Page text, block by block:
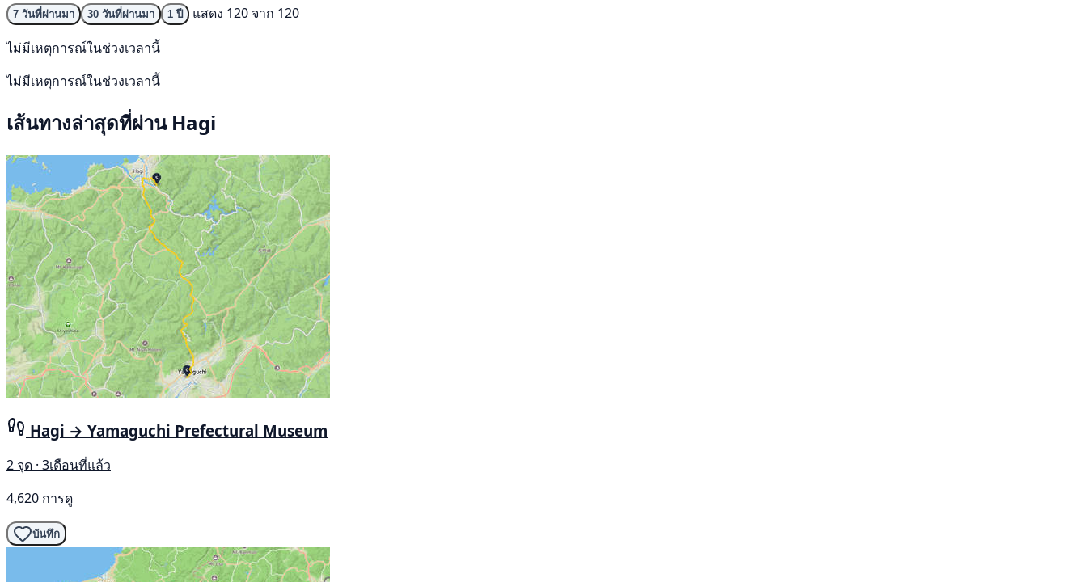
7 วันที่ผ่านมา 30 วันที่ผ่านมา 1 ปี
แสดง 120 จาก 120
ไม่มีเหตุการณ์ในช่วงเวลานี้
ไม่มีเหตุการณ์ในช่วงเวลานี้
เส้นทางล่าสุดที่ผ่าน Hagi
Hagi → Yamaguchi Prefectural Museum
2 จุด · 3เดือนที่แล้ว
4,620 การดู
บันทึก